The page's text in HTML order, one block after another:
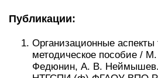
Публикации:
Организационные
методическое пособие /
Федюнин, А. В.